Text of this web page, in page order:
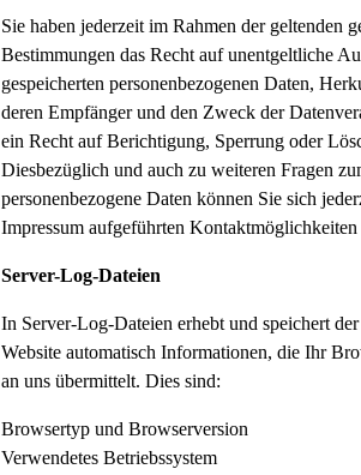
Sie haben jederzeit im Rahmen der geltenden
Bestimmungen das Recht auf unentgeltliche
gespeicherten personenbezogenen Daten,
deren Empfänger und den Zweck der
ein Recht auf Berichtigung, Sperrung oder
Diesbezüglich und auch zu weiteren Fragen
personenbezogene Daten können Sie sich
Impressum aufgeführten
Server-Log-Dateien
In Server-Log-Dateien erhebt und speichert
Website automatisch Informationen, die Ihr
an uns übermittelt. Dies sind:
Browsertyp und Browserversion
Verwendetes Betriebssystem